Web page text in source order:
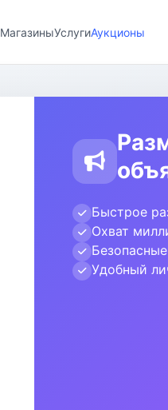
МагазиныУслугиАукционы
Быстрое
Охват
Удобный